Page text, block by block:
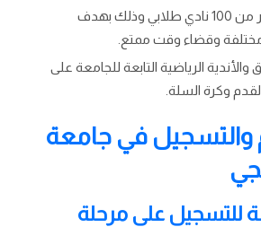
إمكانية الانضمام إلى أكثر من 100 نادي طلابي وذلك بهدف
وقضاء وقت ممتع.
الرياضية التابعة للجامعة على
وكرة السلة.
والتسجيل في جامعة
للتسجيل على مرحلة